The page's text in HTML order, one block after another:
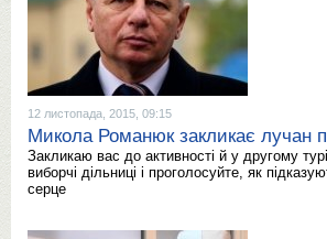
12 листопада, 2015, 09:15
Микола Романюк закликає лучан
Закликаю вас до активності й у другому
виборчі дільниці і проголосуйте, як
серце